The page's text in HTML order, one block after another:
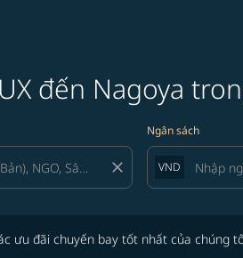
đến Nagoya
close
Ngân sách
VND
ưu đãi chuyến bay tốt nhất của chúng